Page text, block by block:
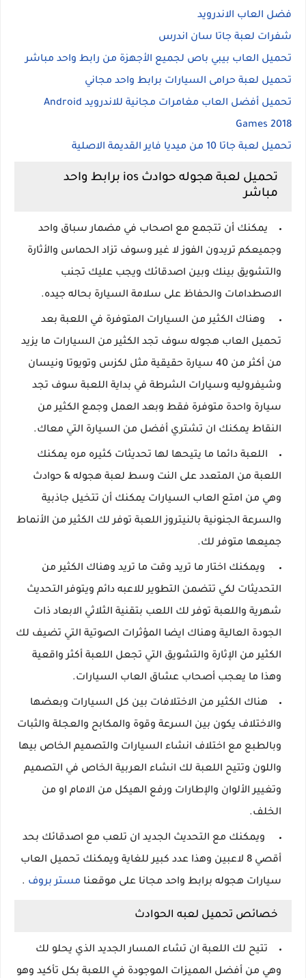
فضل العاب الاندرويد
شفرات لعبة جاتا سان اندرس
تحميل العاب بيبي باص لجميع الأجهزة من رابط واحد مباشر
تحميل لعبة حرامى السيارات برابط واحد مجاني
تحميل أفضل العاب مغامرات مجانية للاندرويد Android
Games 2018
تحميل لعبة جاتا 10 من ميديا فاير القديمة الاصلية
تحميل لعبة هجوله حوادث ios برابط واحد
مباشر
يمكنك أن تتجمع مع اصحاب في مضمار سباق واحد
وجميعكم تريدون الفوز لا غير وسوف تزاد الحماس والأثارة
والتشويق بينك وبين اصدقائك ويجب عليك تجنب
الاصطدامات والحفاظ على سلامة السيارة بحاله جيده.
وهناك الكثير من السيارات المتوفرة في اللعبة بعد
تحميل العاب هجوله سوف تجد الكثير من السيارات ما يزيد
من أكثر من 40 سيارة حقيقية مثل لكزس وتويوتا ونيسان
وشيفروليه وسيارات الشرطة في بداية اللعبة سوف تجد
سيارة واحدة متوفرة فقط وبعد العمل وجمع الكثير من
النقاط يمكنك ان تشتري أفضل من السيارة التي معاك.
اللعبة دائما ما يتيحها لها تحديثات كثيره مره يمكنك
اللعبة من المتعدد على النت وسط لعبة هجوله & حوادث
وهي من امتع العاب السيارات يمكنك أن تتخيل جاذبية
والسرعة الجنونية بالنيتروز اللعبة توفر لك الكثير من الأنماط
جميعها متوفر لك.
ويمكنك اختار ما تريد وقت ما تريد وهناك الكثير من
التحديثات لكي تتضمن التطوير للاعبه دائم ويتوفر التحديث
شهرية واللعبة توفر لك اللعب بتقنية الثلاثي الابعاد ذات
الجودة العالية وهناك ايضا المؤثرات الصوتية التي تضيف لك
الكثير من الإثارة والتشويق التي تجعل اللعبة أكثر واقعية
وهذا ما يعجب أصحاب عشاق العاب السيارات.
هناك الكثير من الاختلافات بين كل السيارات وبعضها
والاختلاف يكون بين السرعة وقوة والمكابح والعجلة والثبات
وبالطبع مع اختلاف انشاء السيارات والتصميم الخاص بيها
واللون وتتيح اللعبة لك انشاء العربية الخاص في التصميم
وتغيير الألوان والإطارات ورفع الهيكل من الامام او من
الخلف.
ويمكنك مع التحديث الجديد ان تلعب مع اصدقائك بحد
أقصي 8 لاعبين وهذا عدد كبير للغاية ويمكنك تحميل العاب
سيارات هجوله برابط واحد مجانا على موقعنا مستر بروف .
خصائص تحميل لعبه الحوادث
تتيح لك اللعبة ان تشاء المسار الجديد الذي يحلو لك
وهي من أفضل المميزات الموجودة في اللعبة بكل تأكيد وهو